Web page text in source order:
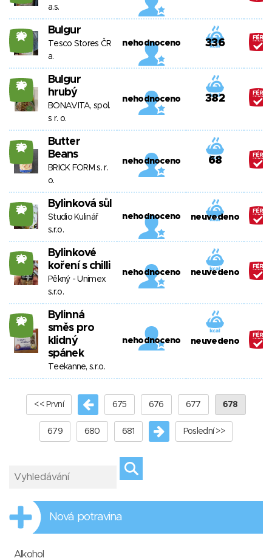
a.s.
20 Bulgur
Tesco Stores ČR
a.
nehodnoceno 336
20
Bulgur
hrubý
BONAVITA, spol.
s r. o.
nehodnoceno 382
20
Butter
Beans
BRICK FORM s. r.
o.
nehodnoceno 68
20 Bylinková sůl
Studio Kulinář
s.r.o.
nehodnoceno neuvedeno
20
Bylinkové
koření s chilli
Pěkný - Unimex
s.r.o.
nehodnoceno neuvedeno
20
Bylinná
směs pro
klidný
spánek
Teekanne, s.r.o.
nehodnoceno neuvedeno
<< První 675 676 677 678
679 680 681 Poslední >>
Nová potravina
Alkohol